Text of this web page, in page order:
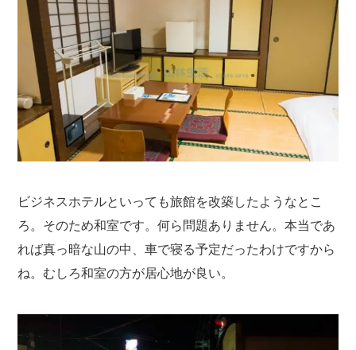
ビジネスホテルといっても旅館を改築したようなとこ
ろ。そのため和室です。何ら問題ありません。本当であ
れば真っ暗な山の中、車で寝る予定だったわけですから
ね。むしろ和室の方が居心地が良い。